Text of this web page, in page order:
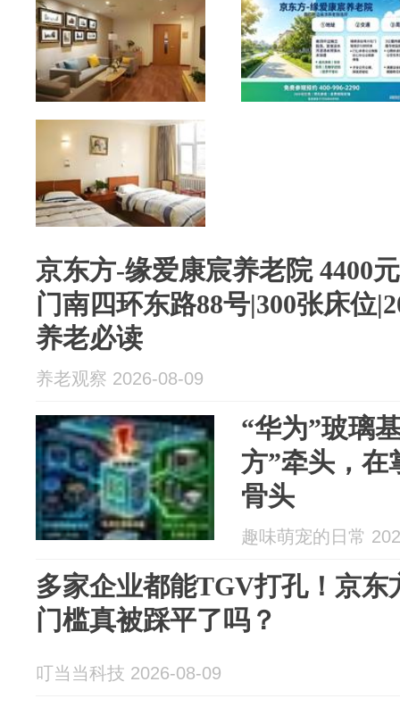
京东方-缘爱康宸养老院‌ 4400
门南四环东路88号|300张床位
养老必读
养老观察 2026-08-09
“华为”玻璃
方”牵头，在
骨头
趣味萌宠的日常
多家企业都能TGV打孔！京东
门槛真被踩平了吗？
叮当当科技 2026-08-09